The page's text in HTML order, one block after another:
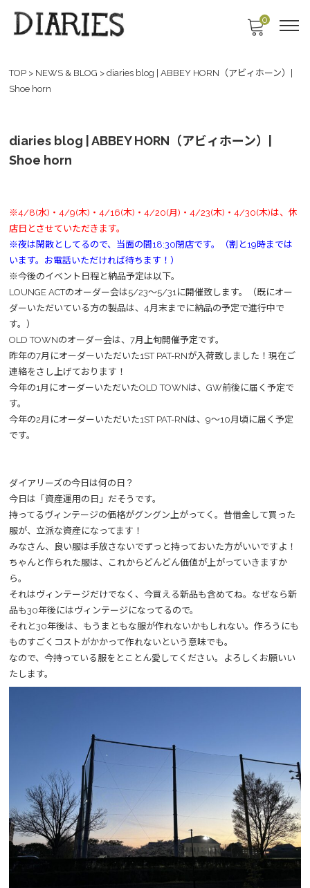
0
TOP > NEWS & BLOG > diaries blog | ABBEY HORN（アビィホーン）|
Shoe horn
diaries blog | ABBEY HORN（アビィホーン）|
Shoe horn
※4/8(水)・4/9(木)・4/16(木)・4/20(月)・4/23(木)・4/30(木)は、休
店日とさせていただきます。
※夜は閑散としてるので、当面の間18:30閉店です。（割と19時までは
います。お電話いただければ待ちます！）
※今後のイベント日程と納品予定は以下。
LOUNGE ACTのオーダー会は5/23～5/31に開催致します。（既にオー
ダーいただいている方の製品は、4月末までに納品の予定で進行中で
す。）
OLD TOWNのオーダー会は、7月上旬開催予定です。
昨年の7月にオーダーいただいた1ST PAT-RNが入荷致しました！現在ご
連絡をさし上げております！
今年の1月にオーダーいただいたOLD TOWNは、GW前後に届く予定で
す。
今年の2月にオーダーいただいた1ST PAT-RNは、9～10月頃に届く予定
です。
ダイアリーズの今日は何の日？
今日は「資産運用の日」だそうです。
持ってるヴィンテージの価格がグングン上がってく。昔借金して買った
服が、立派な資産になってます！
みなさん、良い服は手放さないでずっと持っておいた方がいいですよ！
ちゃんと作られた服は、これからどんどん価値が上がっていきますか
ら。
それはヴィンテージだけでなく、今買える新品も含めてね。なぜなら新
品も30年後にはヴィンテージになってるので。
それと30年後は、もうまともな服が作れないかもしれない。作ろうにも
ものすごくコストがかかって作れないという意味でも。
なので、今持っている服をとことん愛してください。よろしくお願いい
たします。